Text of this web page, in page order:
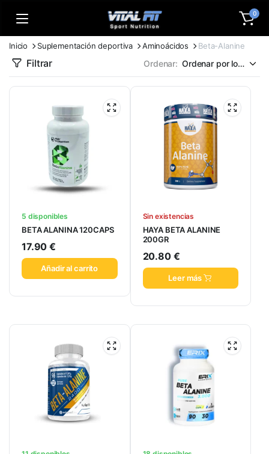
0
Inicio Suplementación deportiva Aminoácidos Beta-Alanine
Filtrar Ordenar:
5 disponibles
BETA ALANINA 120CAPS
17.90€
Añadir al carrito
Sin existencias
HAYA BETA ALANINE
200GR
20.80 €
Leer más